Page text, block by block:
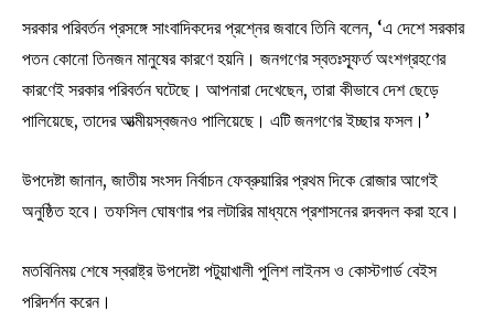
সরকার পরিবর্তন প্রসঙ্গে সাংবাদিকদের প্রশ্নের জবাবে তিনি বলেন, ‘এ দেশে সরকার
পতন কোনো তিনজন মানুষের কারণে হয়নি। জনগণের স্বতঃস্ফূর্ত অংশগ্রহণের
কারণেই সরকার পরিবর্তন ঘটেছে। আপনারা দেখেছেন, তারা কীভাবে দেশ ছেড়ে
পালিয়েছে, তাদের আত্মীয়স্বজনও পালিয়েছে। এটি জনগণের ইচ্ছার ফসল।’
উপদেষ্টা জানান, জাতীয় সংসদ নির্বাচন ফেব্রুয়ারির প্রথম দিকে রোজার আগেই
অনুষ্ঠিত হবে। তফসিল ঘোষণার পর লটারির মাধ্যমে প্রশাসনের রদবদল করা হবে।
মতবিনিময় শেষে স্বরাষ্ট্র উপদেষ্টা পটুয়াখালী পুলিশ লাইনস ও কোস্টগার্ড বেইস
পরিদর্শন করেন।